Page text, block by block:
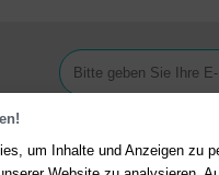
um Inhalte und Anzeigen zu